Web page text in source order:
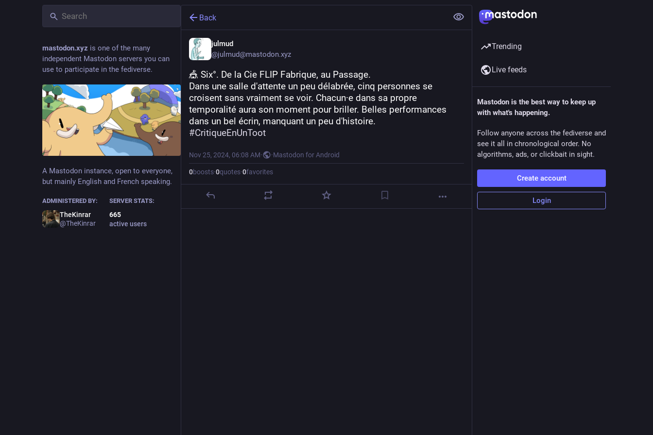
mastodon.xyz is one of the many
independent Mastodon servers you can
use to participate in the fediverse.
A Mastodon instance, open to everyone,
but mainly English and French speaking.
ADMINISTERED BY:
TheKinrar
@TheKinrar
SERVER STATS:
665
active users
Back
julmud
@julmud@mastodon.xyz
🎪 Six°. De la Cie FLIP Fabrique, au Passage.
Dans une salle d'attente un peu délabrée, cinq personnes se
croisent sans vraiment se voir. Chacun·e dans sa propre
temporalité aura son moment pour briller. Belles performances
dans un bel écrin, manquant un peu d'histoire.
#CritiqueEnUnToot
Nov 25, 2024, 06:08 AM· ·Mastodon for Android
0boosts·0quotes·0favorites
Trending
Live feeds
Mastodon is the best way to keep up
with what's happening.
Follow anyone across the fediverse and
see it all in chronological order. No
algorithms, ads, or clickbait in sight.
Create account
Login